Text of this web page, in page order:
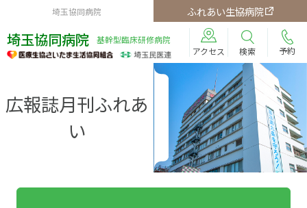
埼玉協同病院 ふれあい生協病院
埼玉協同病院
基幹型臨床研修病院
アクセス
検索 予約
広報誌月刊ふれあ
い